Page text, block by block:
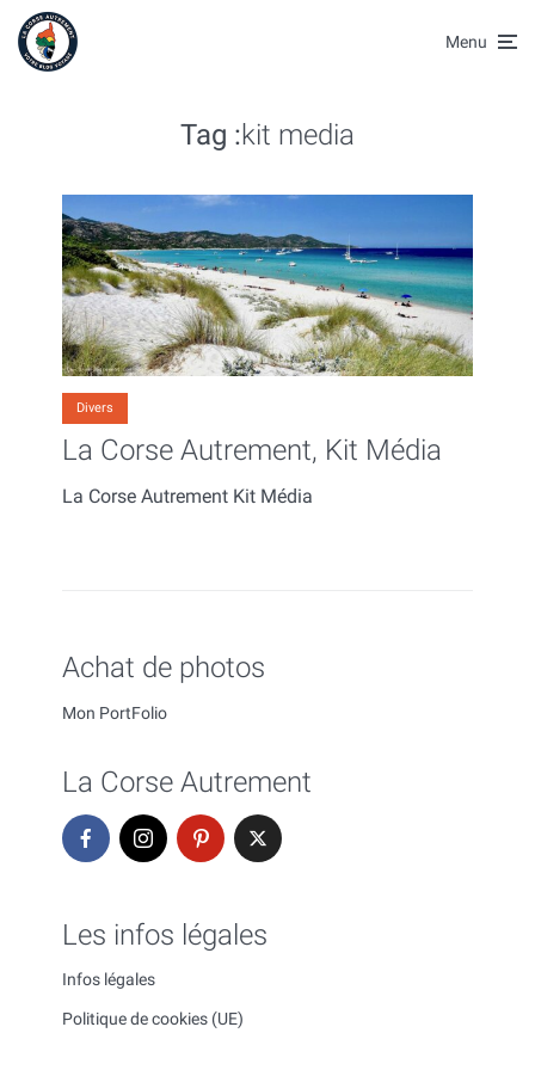
Menu
Tag :kit media
Divers
La Corse Autrement, Kit Média
La Corse Autrement Kit Média
Achat de photos
Mon PortFolio
La Corse Autrement
Les infos légales
Infos légales
Politique de cookies (UE)